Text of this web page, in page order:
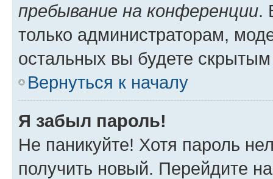
пребывание на конференции.
только администраторам,
остальных вы будете
Вернуться к началу
Я забыл пароль!
Не паникуйте! Хотя пароль
получить новый. Перейдите